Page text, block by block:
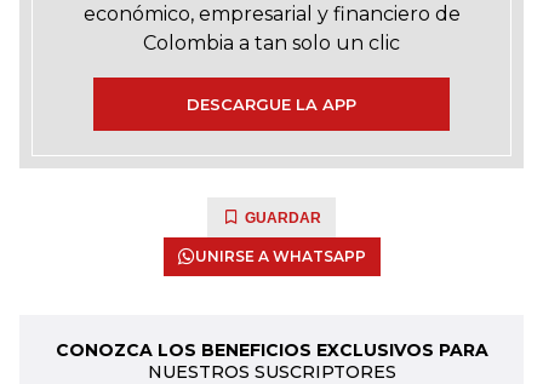
económico, empresarial y financiero de
Colombia a tan solo un clic
DESCARGUE LA APP
GUARDAR
UNIRSE A WHATSAPP
CONOZCA LOS BENEFICIOS EXCLUSIVOS PARA
NUESTROS SUSCRIPTORES